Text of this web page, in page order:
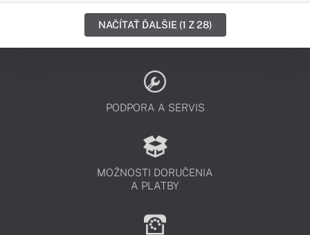
NAČÍTAŤ ĎALŠIE (1 Z 28)
PODPORA A SERVIS
MOŽNOSTI DORUČENIA
A PLATBY